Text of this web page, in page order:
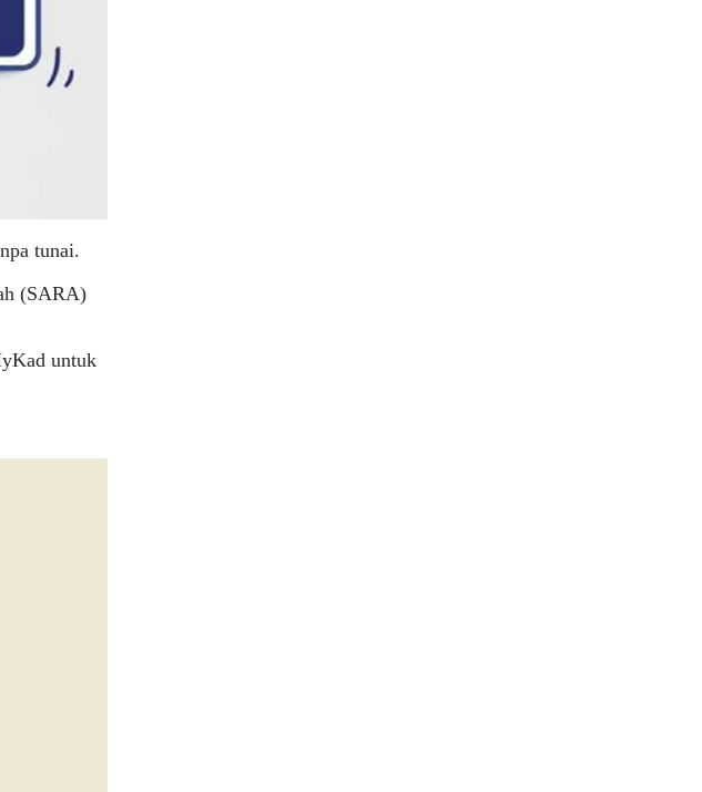
tunai.
(SARA)
untuk